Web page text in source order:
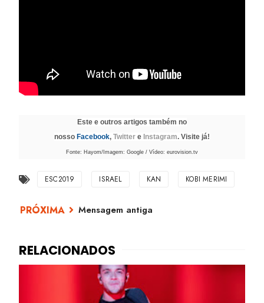
Este e outros artigos também no
nosso Facebook, Twitter e Instagram. Visite já!
Fonte: Hayom/Imagem: Google / Vídeo: eurovision.tv
ESC2019 ISRAEL KAN KOBI MERIMI
Mensagem antiga